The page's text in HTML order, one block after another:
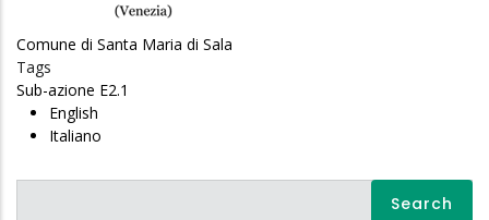
Comune di Santa Maria di Sala
Tags
Sub-azione E2.1
English
Italiano